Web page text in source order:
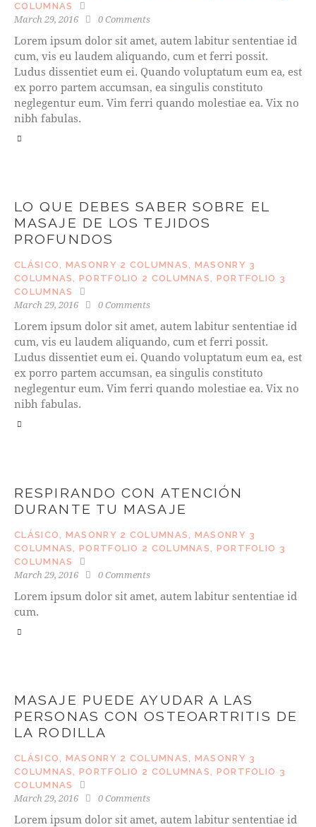
COLUMNAS
March 29, 2016 0 Comments
Lorem ipsum dolor sit amet, autem labitur sententiae id
cum, vis eu laudem aliquando, cum et ferri possit.
Ludus dissentiet eum ei. Quando voluptatum eum ea, est
ex porro partem accumsan, ea singulis constituto
neglegentur eum. Vim ferri quando molestiae ea. Vix no
nibh fabulas.
LO QUE DEBES SABER SOBRE EL
MASAJE DE LOS TEJIDOS
PROFUNDOS
CLÁSICO, MASONRY 2 COLUMNAS, MASONRY 3
COLUMNAS,PORTFOLIO 2 COLUMNAS, PORTFOLIO 3
COLUMNAS
March 29, 2016 0 Comments
Lorem ipsum dolor sit amet, autem labitur sententiae id
cum, vis eu laudem aliquando, cum et ferri possit.
Ludus dissentiet eum ei. Quando voluptatum eum ea, est
ex porro partem accumsan, ea singulis constituto
neglegentur eum. Vim ferri quando molestiae ea. Vix no
nibh fabulas.
RESPIRANDO CON ATENCIÓN
DURANTE TU MASAJE
CLÁSICO , MASONRY 2 COLUMNAS , MASONRY 3
COLUMNAS ,PORTFOLIO 2 COLUMNAS , PORTFOLIO 3
COLUMNAS
March 29, 2016 0 Comments
Lorem ipsum dolor sit amet, autem labitur sententiae id
cum.
MASAJE PUEDE AYUDAR A LAS
PERSONAS CON OSTEOARTRITIS DE
LA RODILLA
CLÁSICO, MASONRY 2 COLUMNAS, MASONRY 3
COLUMNAS,PORTFOLIO 2 COLUMNAS, PORTFOLIO 3
COLUMNAS
March 29, 2016 0 Comments
Lorem ipsum dolor sit amet, autem labitur sententiae id